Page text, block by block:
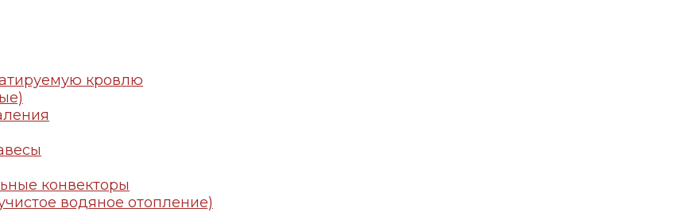
кровлю
конвекторы
водяное отопление)